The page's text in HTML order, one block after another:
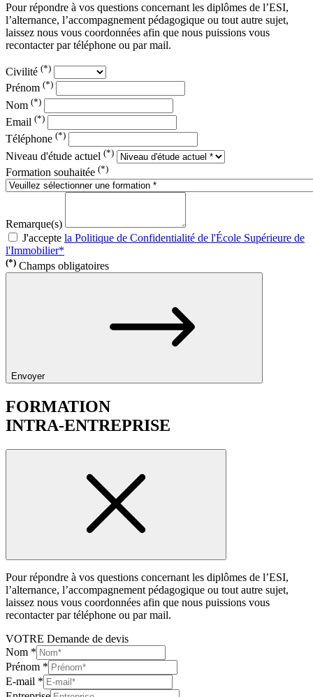
Pour répondre à vos questions concernant les diplômes de l’ESI,
l’alternance, l’accompagnement pédagogique ou tout autre sujet,
laissez nous vous coordonnées afin que nous puissions vous
recontacter par téléphone ou par mail.
Civilité (*)
Prénom (*)
Nom (*)
Email (*)
Téléphone (*)
Niveau d'étude actuel (*)
Formation souhaitée (*)
Remarque(s)
J'accepte la Politique de Confidentialité de l'École Supérieure de
l'Immobilier*
(*) Champs obligatoires
Envoyer
FORMATION
INTRA-ENTREPRISE
Pour répondre à vos questions concernant les diplômes de l’ESI,
l’alternance, l’accompagnement pédagogique ou tout autre sujet,
laissez nous vous coordonnées afin que nous puissions vous
recontacter par téléphone ou par mail.
VOTRE Demande de devis
Nom *
Prénom *
E-mail *